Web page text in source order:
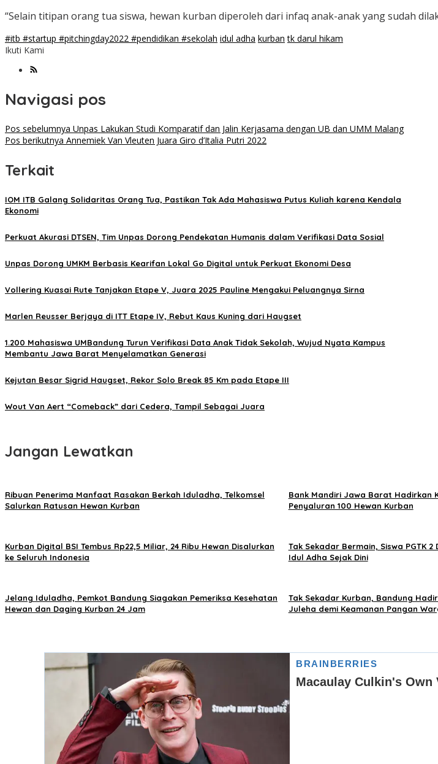
“Selain titipan orang tua siswa, hewan kurban diperoleh dari infaq anak-anak yang sudah
#itb #startup #pitchingday2022 #pendidikan #sekolah idul adha kurban tk darul hikam
Ikuti Kami
Navigasi pos
Pos sebelumnya Unpas Lakukan Studi Komparatif dan Jalin Kerjasama dengan UB dan UMM Malang
Pos berikutnya Annemiek Van Vleuten Juara Giro d’Italia Putri 2022
Terkait
IOM ITB Galang Solidaritas Orang Tua, Pastikan Tak Ada Mahasiswa Putus Kuliah karena Kendala
Ekonomi
Perkuat Akurasi DTSEN, Tim Unpas Dorong Pendekatan Humanis dalam Verifikasi Data Sosial
Unpas Dorong UMKM Berbasis Kearifan Lokal Go Digital untuk Perkuat Ekonomi Desa
Vollering Kuasai Rute Tanjakan Etape V, Juara 2025 Pauline Mengakui Peluangnya Sirna
Marlen Reusser Berjaya di ITT Etape IV, Rebut Kaus Kuning dari Haugset
1.200 Mahasiswa UMBandung Turun Verifikasi Data Anak Tidak Sekolah, Wujud Nyata Kampus
Membantu Jawa Barat Menyelamatkan Generasi
Kejutan Besar Sigrid Haugset, Rekor Solo Break 85 Km pada Etape III
Wout Van Aert “Comeback” dari Cedera, Tampil Sebagai Juara
Jangan Lewatkan
Ribuan Penerima Manfaat Rasakan Berkah Iduladha, Telkomsel
Salurkan Ratusan Hewan Kurban
Bank Mandiri Jawa Barat Hadirkan
Penyaluran 100 Hewan Kurban
Kurban Digital BSI Tembus Rp22,5 Miliar, 24 Ribu Hewan Disalurkan
ke Seluruh Indonesia
Tak Sekadar Bermain, Siswa PGTK
Idul Adha Sejak Dini
Jelang Iduladha, Pemkot Bandung Siagakan Pemeriksa Kesehatan
Hewan dan Daging Kurban 24 Jam
Tak Sekadar Kurban, Bandung
Juleha demi Keamanan Pangan